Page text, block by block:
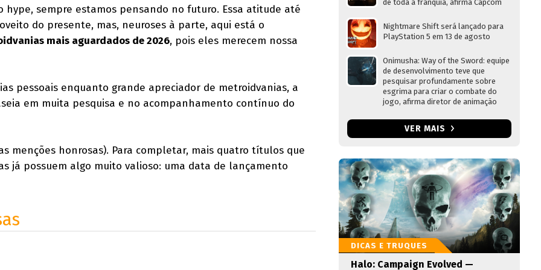
hype, sempre estamos pensando no futuro. Essa atitude até
do presente, mas, neuroses à parte, aqui está o
mais aguardados de 2026, pois eles merecem nossa
pessoais enquanto grande apreciador de metroidvanias, a
em muita pesquisa e no acompanhamento contínuo do
menções honrosas). Para completar, mais quatro títulos que
já possuem algo muito valioso: uma data de lançamento
de toda a franquia, afirma Capcom
Nightmare Shift será lançado para
PlayStation 5 em 13 de agosto
Onimusha: Way of the Sword: equipe
de desenvolvimento teve que
pesquisar profundamente sobre
esgrima para criar o combate do
jogo, afirma diretor de animação
VER MAIS
DICAS E TRUQUES
Halo: Campaign Evolved —